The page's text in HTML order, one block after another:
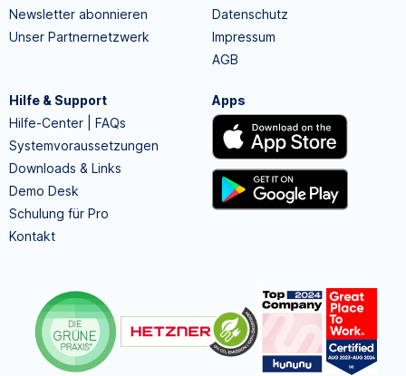
Newsletter abonnieren
Unser Partnernetzwerk
Datenschutz
Impressum
AGB
Hilfe & Support
Hilfe-Center | FAQs
Systemvoraussetzungen
Downloads & Links
Demo Desk
Schulung für Pro
Kontakt
Apps